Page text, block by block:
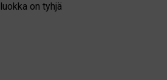
luokka on tyhjä